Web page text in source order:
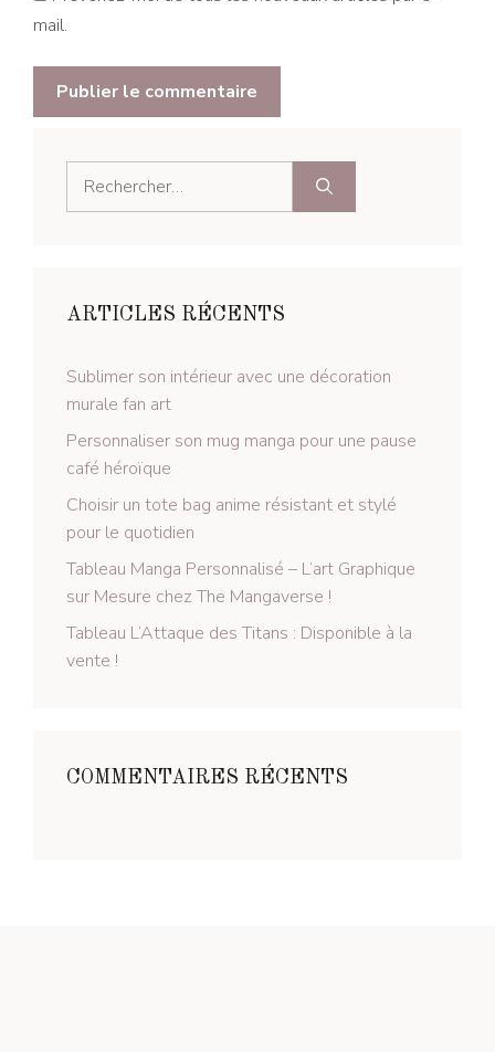
mail.
ARTICLES RÉCENTS
Sublimer son intérieur avec une décoration
murale fan art
Personnaliser son mug manga pour une pause
café héroïque
Choisir un tote bag anime résistant et stylé
pour le quotidien
Tableau Manga Personnalisé – L’art Graphique
sur Mesure chez The Mangaverse !
Tableau L’Attaque des Titans : Disponible à la
vente !
COMMENTAIRES RÉCENTS